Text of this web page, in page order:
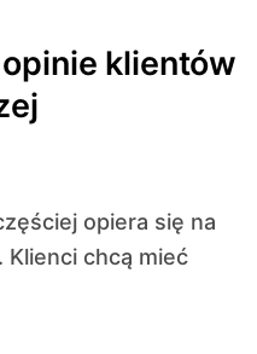
klientów
chcą mieć